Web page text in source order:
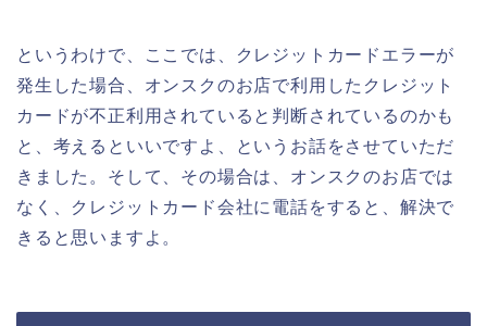
というわけで、ここでは、クレジットカードエラーが
発生した場合、オンスクのお店で利用したクレジット
カードが不正利用されていると判断されているのかも
と、考えるといいですよ、というお話をさせていただ
きました。そして、その場合は、オンスクのお店では
なく、クレジットカード会社に電話をすると、解決で
きると思いますよ。